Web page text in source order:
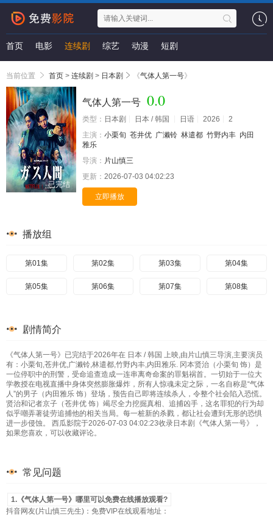
首页 电影 连续剧 综艺 动漫 短剧
当前位置 首页 > 连续剧 > 日本剧 《气体人第一号》
已完结
气体人第一号 0.0
类型： 日本剧 日本 / 韩国 日语 2026
2
主演： 小栗旬 苍井优 广濑铃 林遣都 竹野内丰 内田
雅乐
导演： 片山慎三
更新： 2026-07-03 04:02:23
立即播放
播放组
第01集 第02集 第03集 第04集
第05集 第06集 第07集 第08集
剧情简介
《气体人第一号》已完结于2026年在 日本 / 韩国 上映,由片山慎三导演,主要演员
有：小栗旬,苍井优,广濑铃,林遣都,竹野内丰,内田雅乐. 冈本贤治（小栗旬 饰）是
一位停职中的刑警，受命追查造成一连串离奇命案的罪魁祸首。一切始于一位大
学教授在电视直播中身体突然膨胀爆炸，所有人惊魂未定之际，一名自称是“气体
人”的男子（内田雅乐 饰）登场，预告自己即将连续杀人，令整个社会陷入恐慌。
贤治和记者京子（苍井优 饰）竭尽全力挖掘真相、追捕凶手，这名罪犯的行为却
似乎嘲弄著徒劳追捕他的相关当局。每一桩新的杀戮，都让社会遭到无形的恐惧
进一步侵蚀。 西瓜影院于2026-07-03 04:02:23收录日本剧《气体人第一号》，
如果您喜欢，可以收藏评论。
常见问题
1.《气体人第一号》哪里可以免费在线播放观看?
抖音网友(片山慎三先生)：免费VIP在线观看地址：